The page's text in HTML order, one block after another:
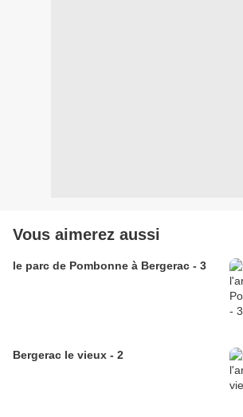
Vous aimerez aussi
le parc de Pombonne à Bergerac - 3
Bergerac le vieux - 2